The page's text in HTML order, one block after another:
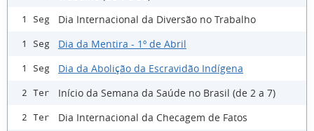
1 Seg Dia Internacional da Diversão no Trabalho
1 Seg Dia da Mentira - 1º de Abril
1 Seg Dia da Abolição da Escravidão Indígena
2 Ter Início da Semana da Saúde no Brasil (de 2 a 7)
2 Ter Dia Internacional da Checagem de Fatos